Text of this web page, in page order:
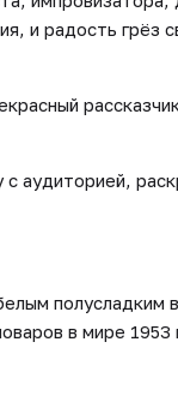
и радость грёз
аудиторией,
полусладким
в мире